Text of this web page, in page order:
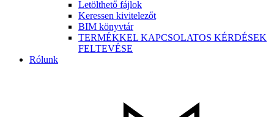
Letölthető fájlok
Keressen kivitelezőt
BIM könyvtár
TERMÉKKEL KAPCSOLATOS KÉRDÉSEK
FELTEVÉSE
Rólunk